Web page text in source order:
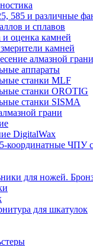
585 и различные
и сплавов
и оценка камней
камней
алмазной грани
аппараты
станки MLF
станки OROTIG
станки SISMA
грани
DigitalWax
координатные ЧПУ
для ножей.
для шкатулок